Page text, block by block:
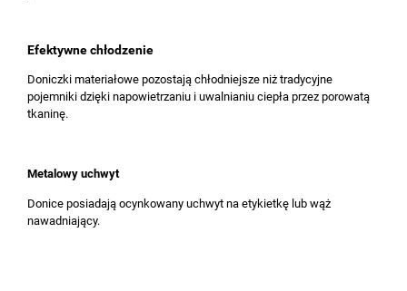
Efektywne chłodzenie
Doniczki materiałowe pozostają chłodniejsze niż tradycyjne
pojemniki dzięki napowietrzaniu i uwalnianiu ciepła przez porowatą
tkaninę.
Metalowy uchwyt
Donice posiadają ocynkowany uchwyt na etykietkę lub wąż
nawadniający.